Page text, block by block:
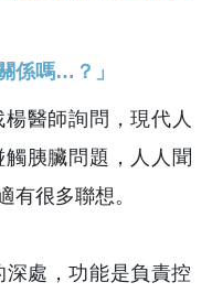
係嗎…？」
醫師詢問，現代人
胰臟問題，人人聞
有很多聯想。